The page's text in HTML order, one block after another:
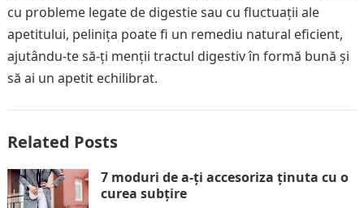
cu probleme legate de digestie sau cu fluctuații ale
apetitului, pelinița poate fi un remediu natural eficient,
ajutându-te să-ți menții tractul digestiv în formă bună și
să ai un apetit echilibrat.
Related Posts
7 moduri de a-ți accesoriza ținuta cu o
curea subțire